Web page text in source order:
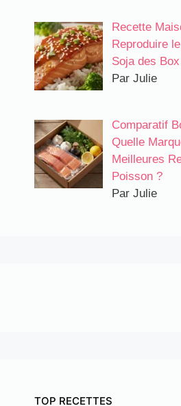
Recette
Reproduire
Soja des
Par Julie
Comparatif
Quelle
Meilleures
Poisson ?
Par Julie
TOP RECETTES